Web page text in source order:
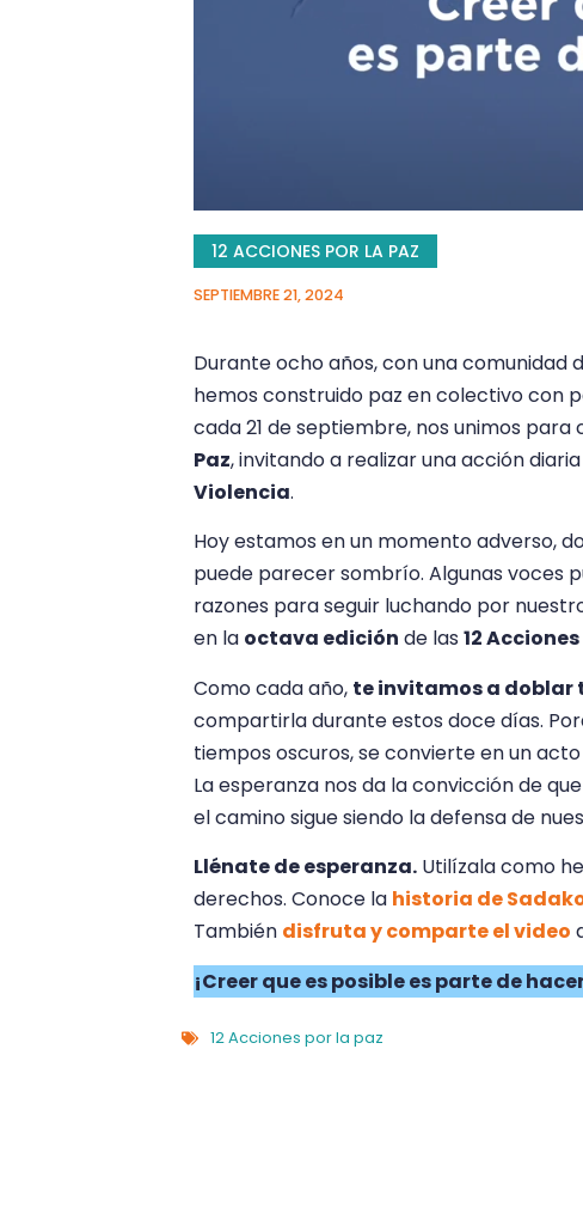
12 ACCIONES POR LA PAZ
SEPTIEMBRE 21, 2024
Durante ocho años, con una comunidad
hemos construido paz en colectivo con
cada 21 de septiembre, nos unimos
Paz, invitando a realizar una acción
Violencia.
Hoy estamos en un momento adverso,
puede parecer sombrío. Algunas voces
razones para seguir luchando por
en la octava edición de las 12
Como cada año, te invitamos a doblar
compartirla durante estos doce días.
tiempos oscuros, se convierte en un
La esperanza nos da la convicción de
el camino sigue siendo la defensa de
Llénate de esperanza. Utilízala como
derechos. Conoce la historia de
También disfruta y comparte el video
¡Creer que es posible es parte de
12 Acciones por la paz